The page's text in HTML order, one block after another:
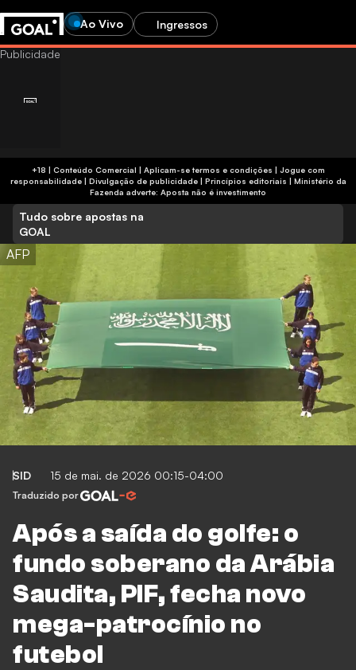
Ao Vivo Ingressos
+18 | Conteúdo Comercial | Aplicam-se termos e condições | Jogue com
responsabilidade| Divulgação de publicidade| Princípios editoriais | Ministério da
Fazenda adverte: Aposta não é investimento
Tudo sobre apostas na
GOAL
AFP
SID 15 de mai. de 2026 00:15-04:00
Traduzido por
Após a saída do golfe: o
fundo soberano da Arábia
Saudita, PIF, fecha novo
mega-patrocínio no
futebol